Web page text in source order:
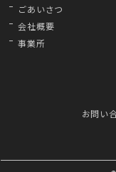
ごあいさつ
会社概要
事業所
お問い